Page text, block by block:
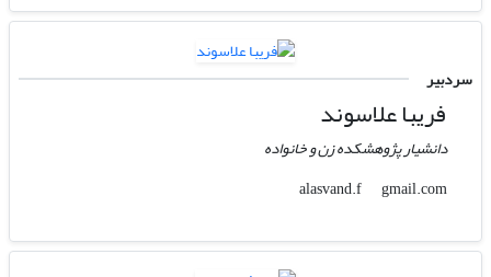
سردبیر
فریبا علاسوند
دانشیار پژوهشکده زن و خانواده
alasvand.f
gmail.com